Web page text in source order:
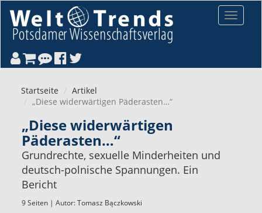
Toggle
Startseite
Artikel
„Diese widerwärtigen Päderasten…“
„Diese widerwärtigen
Päderasten…“
Grundrechte, sexuelle Minderheiten und
deutsch-polnische Spannungen. Ein
Bericht
9 Seiten | Autor:Tomasz Bączkowski